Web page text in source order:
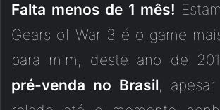
Falta menos de 1 mês!
Gears of War 3 é o game
para mim, deste ano de
pré-venda no Brasil,